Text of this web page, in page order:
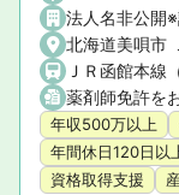
法人名非公開
北海道美唄市
ＪＲ函館本線
薬剤師免許を
年収500万以上
年間休日120日以
資格取得支援